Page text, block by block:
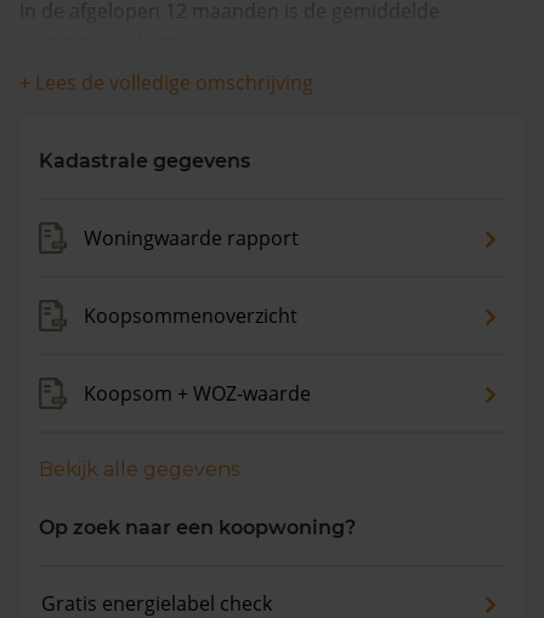
In de afgelopen 12 maanden is de gemiddelde
+ Lees de volledige omschrijving
Kadastrale gegevens
Woningwaarde rapport
Koopsommenoverzicht
Koopsom + WOZ-waarde
Bekijk alle gegevens
Op zoek naar een koopwoning?
Gratis energielabel check